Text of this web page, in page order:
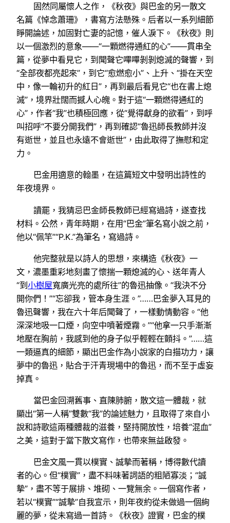
固然同屬懷人之作，《秋夜》與巴金的另一散文
名篇《悼念蕭珊》，書寫方法懸殊。后者以一系列細節
睜開論述，加固對亡妻的記憶，催人淚下。《秋夜》則
以一個激烈的意象——“一顆燃得通紅的心”——貫串全
篇，從夢中看見它，到聞聲它嗶嗶剝剝熄滅的聲響，到
“全部夜都亮起來”，到它“愈燃愈小”、上升、“掛在天空
中，像一輪初升的紅日”，再到最后看見它“也在書上熄
滅”，境界壯闊而撼人心魄。對于這“一顆燃得通紅的
心”，作者“我”也積極回應，從“覺得獻身的欲看”，到呼
叫招呼“不要分開我們”，再到確認“魯迅師長教師并沒
有逝世，並且也永遠不會逝世”，由此取得了撫慰和定
力。
巴金用適意的翰墨，在這篇短文中發明出詩性的
年夜境界。
讀罷，我猜忌巴金師長教師已經寫過詩，遂查找
材料。公然，青年時期，在用“巴金”筆名寫小說之前，
他以“佩竿”“P.K.”為筆名，寫過詩。
他完整就是以詩人的思想，來構造《秋夜》一
文，濃墨重彩地刻畫了懷揣一顆熄滅的心、送年青人
“到小樹屋寬廣光亮的處所往”的魯迅抽像。“我決不分
開你們！”“忘卻我，管本身生涯。”……巴金夢入耳見的
魯迅聲響，我在六十年后聞聲了，一樣動情動容。“他
深深地吸一口煙，向空中噴著煙霧。”“他拿一只手漸漸
地壓在胸前，我感到他的身子似乎輕輕在顫抖。”……這
一類逼真的細節，顯出巴金作為小說家的白描功力，讓
夢中的魯迅，貼合于汗青現場中的魯迅，而不至于虛妄
掉真。
當巴金回溯舊事、直陳肺腑，散文這一體裁，就
顯出“第一人稱”雙數“我”的論述魅力，且取得了來自小
說和詩歌這兩種體裁的滋養，堅持開放性，培養“混血”
之美，這對于當下散文寫作，也帶來無益啟發。
巴金文風一貫以樸實、誠摯而著稱，博得數代讀
者的心。但“樸實”，盡不料味著詞語的粗陋寡淡；“誠
摯”，盡不等于展排、堆砌、一覽無余。一個寫作者，
若以“樸實”“誠摯”自我宣示，則年夜約從未做過一個絢
麗的夢，從未寫過一首詩。《秋夜》證實，巴金的樸